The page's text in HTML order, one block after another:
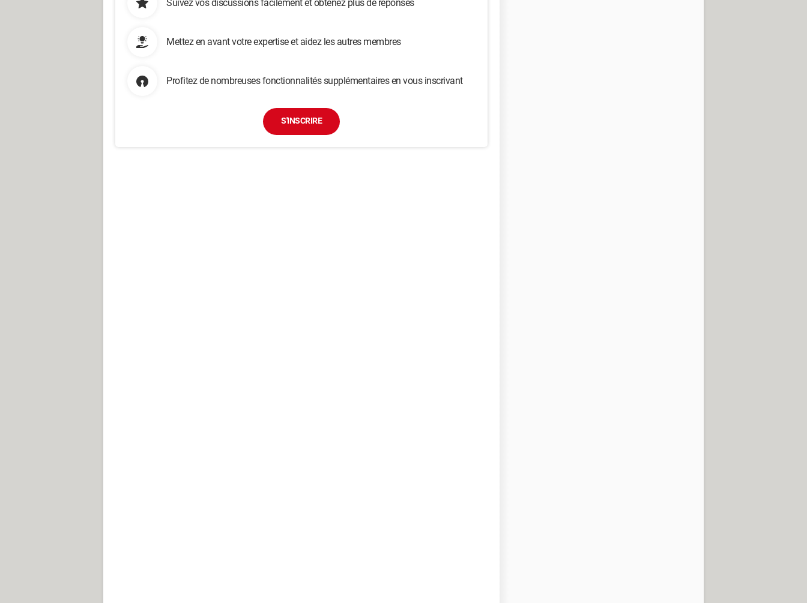
Suivez vos discussions facilement et obtenez plus de réponses
Mettez en avant votre expertise et aidez les autres membres
Profitez de nombreuses fonctionnalités supplémentaires en vous inscrivant
S'INSCRIRE